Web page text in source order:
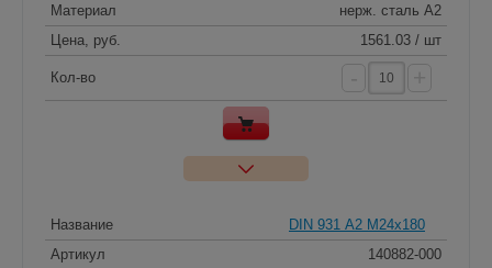
Материал
нерж. сталь A2
Цена, руб.
1561.03 / шт
Кол-во
Название
DIN 931 А2 M24x180
Артикул
140882-000